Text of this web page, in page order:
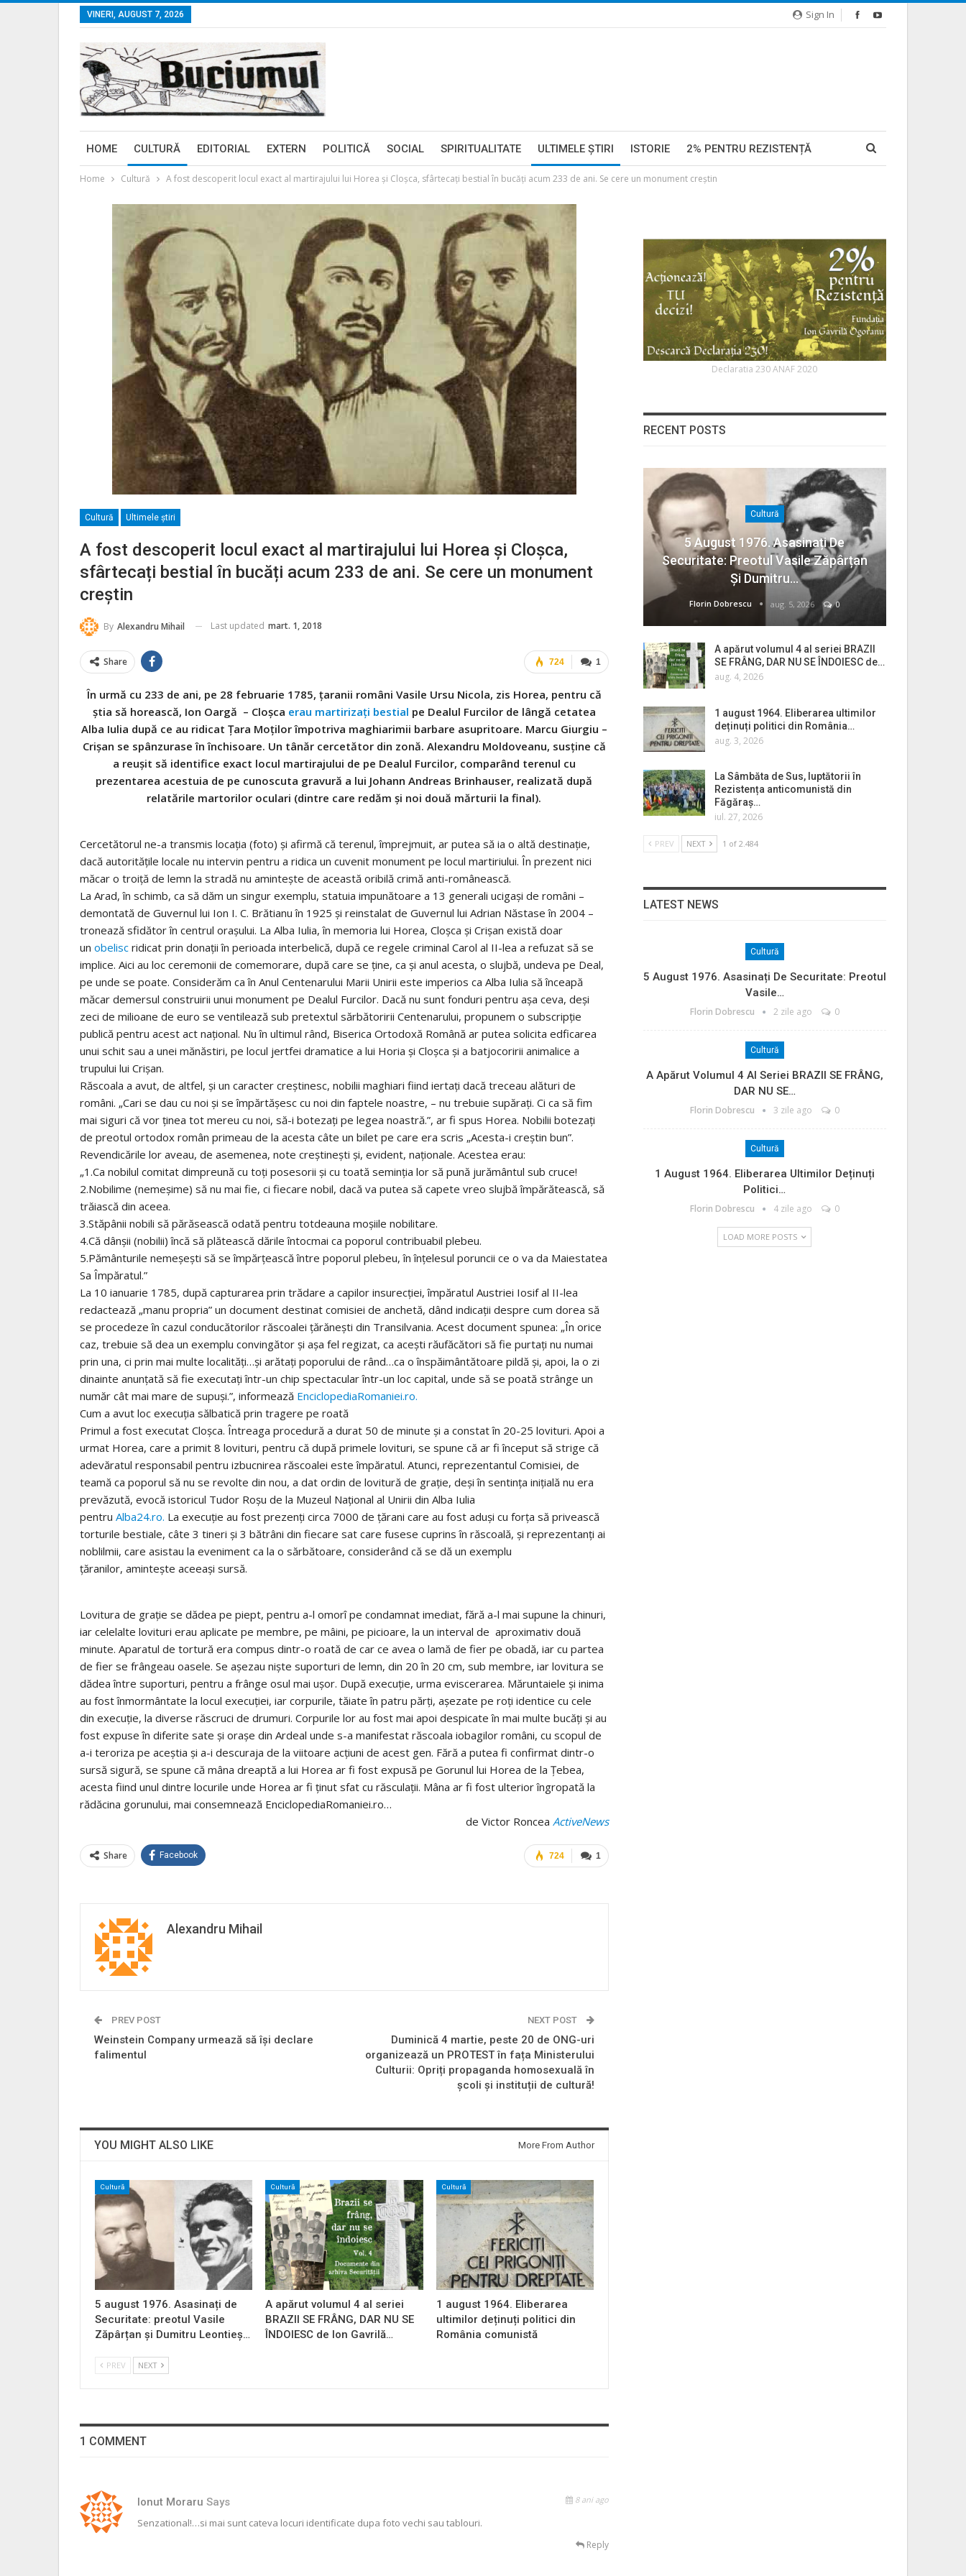
Sign In
VINERI, AUGUST 7, 2026
HOME CULTURĂ EDITORIAL EXTERN POLITICĂ SOCIAL SPIRITUALITATE ULTIMELE ŞTIRI ISTORIE 2% PENTRU REZISTENȚĂ
Home Cultură A fost descoperit locul exact al martirajului lui Horea și Cloșca, sfârtecați bestial în bucăți acum 233 de ani. Se cere un monument creștin
Cultură Ultimele ştiri
A fost descoperit locul exact al martirajului lui Horea și Cloșca,
sfârtecați bestial în bucăți acum 233 de ani. Se cere un monument
creștin
By Alexandru Mihail Last updated mart. 1, 2018
1
724
Share
În urmă cu 233 de ani, pe 28 februarie 1785, țaranii români Vasile Ursu Nicola, zis Horea, pentru că
știa să horească, Ion Oargă – Cloșca erau martirizați bestial pe Dealul Furcilor de lângă cetatea
Alba Iulia după ce au ridicat Țara Moților împotriva maghiarimii barbare asupritoare. Marcu Giurgiu –
Crișan se spânzurase în închisoare. Un tânăr cercetător din zonă. Alexandru Moldoveanu, susține că
a reușit să identifice exact locul martirajului de pe Dealul Furcilor, comparând terenul cu
prezentarea acestuia de pe cunoscuta gravură a lui Johann Andreas Brinhauser, realizată după
relatările martorilor oculari (dintre care redăm și noi două mărturii la final).
Cercetătorul ne-a transmis locația (foto) și afirmă că terenul, împrejmuit, ar putea să ia o altă destinație,
dacă autoritățile locale nu intervin pentru a ridica un cuvenit monument pe locul martiriului. În prezent nici
măcar o troiță de lemn la stradă nu amintește de această oribilă crimă anti-românească.
La Arad, în schimb, ca să dăm un singur exemplu, statuia impunătoare a 13 generali ucigași de români –
demontată de Guvernul lui Ion I. C. Brătianu în 1925 și reinstalat de Guvernul lui Adrian Năstase în 2004 –
tronează sfidător în centrul orașului. La Alba Iulia, în memoria lui Horea, Cloșca și Crișan există doar
un obelisc ridicat prin donații în perioada interbelică, după ce regele criminal Carol al II-lea a refuzat să se
implice. Aici au loc ceremonii de comemorare, după care se ține, ca și anul acesta, o slujbă, undeva pe Deal,
pe unde se poate. Considerăm ca în Anul Centenarului Marii Unirii este imperios ca Alba Iulia să înceapă
măcar demersul construirii unui monument pe Dealul Furcilor. Dacă nu sunt fonduri pentru așa ceva, deși
zeci de milioane de euro se ventilează sub pretextul sărbătoririi Centenarului, propunem o subscripție
publică pentru acest act național. Nu în ultimul rând, Biserica Ortodoxă Română ar putea solicita edficarea
unui schit sau a unei mănăstiri, pe locul jertfei dramatice a lui Horia și Cloșca și a batjocoririi animalice a
trupului lui Crișan.
Răscoala a avut, de altfel, și un caracter creștinesc, nobilii maghiari fiind iertați dacă treceau alături de
români. „Cari se dau cu noi și se împărtășesc cu noi din faptele noastre, – nu trebuie supărați. Ci ca să fim
mai siguri că vor ținea tot mereu cu noi, să-i botezați pe legea noastră.”, ar fi spus Horea. Nobilii botezați
de preotul ortodox român primeau de la acesta câte un bilet pe care era scris „Acesta-i creștin bun”.
Revendicările lor aveau, de asemenea, note creștinești și, evident, naționale. Acestea erau:
„1.Ca nobilul comitat dimpreună cu toți posesorii și cu toată seminția lor să pună jurământul sub cruce!
2.Nobilime (nemeșime) să nu mai fie, ci fiecare nobil, dacă va putea să capete vreo slujbă împărătească, să
trăiască din aceea.
3.Stăpânii nobili să părăsească odată pentru totdeauna moșiile nobilitare.
4.Că dânșii (nobilii) încă să plătească dările întocmai ca poporul contribuabil plebeu.
5.Pământurile nemeșești să se împărțească între poporul plebeu, în înțelesul poruncii ce o va da Maiestatea
Sa Împăratul.”
La 10 ianuarie 1785, după capturarea prin trădare a capilor insurecției, împăratul Austriei Iosif al II-lea
redactează „manu propria” un document destinat comisiei de anchetă, dând indicații despre cum dorea să
se procedeze în cazul conducătorilor răscoalei țărănești din Transilvania. Acest document spunea: „În orice
caz, trebuie să dea un exemplu convingător și așa fel regizat, ca acești răufăcători să fie purtați nu numai
prin una, ci prin mai multe localități…și arătați poporului de rând…ca o înspăimântătoare pildă și, apoi, la o zi
dinainte anunțată să fie executați într-un chip spectacular într-un loc capital, unde să se poată strânge un
număr cât mai mare de supuși.”, informează EnciclopediaRomaniei.ro.
Cum a avut loc execuția sălbatică prin tragere pe roată
Primul a fost executat Cloșca. Întreaga procedură a durat 50 de minute și a constat în 20-25 lovituri. Apoi a
urmat Horea, care a primit 8 lovituri, pentru că după primele lovituri, se spune că ar fi început să strige că
adevăratul responsabil pentru izbucnirea răscoalei este împăratul. Atunci, reprezentantul Comisiei, de
teamă ca poporul să nu se revolte din nou, a dat ordin de lovitură de grație, deși în sentința inițială nu era
prevăzută, evocă istoricul Tudor Roșu de la Muzeul Național al Unirii din Alba Iulia
pentru Alba24.ro. La execuție au fost prezenți circa 7000 de țărani care au fost aduși cu forța să privească
torturile bestiale, câte 3 tineri și 3 bătrâni din fiecare sat care fusese cuprins în răscoală, și reprezentanți ai
noblilmii, care asistau la eveniment ca la o sărbătoare, considerând că se dă un exemplu
țăranilor, amintește aceeași sursă.
Lovitura de grație se dădea pe piept, pentru a-l omorî pe condamnat imediat, fără a-l mai supune la chinuri,
iar celelalte lovituri erau aplicate pe membre, pe mâini, pe picioare, la un interval de aproximativ două
minute. Aparatul de tortură era compus dintr-o roată de car ce avea o lamă de fier pe obadă, iar cu partea
de fier se frângeau oasele. Se așezau niște suporturi de lemn, din 20 în 20 cm, sub membre, iar lovitura se
dădea între suporturi, pentru a frânge osul mai ușor. După execuție, urma eviscerarea. Măruntaiele și inima
au fost înmormântate la locul execuției, iar corpurile, tăiate în patru părți, așezate pe roți identice cu cele
din execuție, la diverse răscruci de drumuri. Corpurile lor au fost mai apoi despicate în mai multe bucăți și au
fost expuse în diferite sate și orașe din Ardeal unde s-a manifestat răscoala iobagilor români, cu scopul de
a-i teroriza pe aceștia și a-i descuraja de la viitoare acțiuni de acest gen. Fără a putea fi confirmat dintr-o
sursă sigură, se spune că mâna dreaptă a lui Horea ar fi fost expusă pe Gorunul lui Horea de la Țebea,
acesta fiind unul dintre locurile unde Horea ar fi ținut sfat cu răsculații. Mâna ar fi fost ulterior îngropată la
rădăcina gorunului, mai consemnează EnciclopediaRomaniei.ro…
de Victor Roncea ActiveNews
1
724
Share Facebook
Alexandru Mihail
PREV POST
Weinstein Company urmează să îşi declare
falimentul
NEXT POST
Duminică 4 martie, peste 20 de ONG-uri
organizează un PROTEST în fața Ministerului
Culturii: Opriți propaganda homosexuală în
școli și instituții de cultură!
YOU MIGHT ALSO LIKE More From Author
Cultură
5 august 1976. Asasinați de
Securitate: preotul Vasile
Zăpârțan și Dumitru Leontieș…
Cultură
A apărut volumul 4 al seriei
BRAZII SE FRÂNG, DAR NU SE
ÎNDOIESC de Ion Gavrilă…
Cultură
1 august 1964. Eliberarea
ultimilor deținuți politici din
România comunistă
PREV NEXT
1 COMMENT
Ionut Moraru Says 8 ani ago
Senzational!…si mai sunt cateva locuri identificate dupa foto vechi sau tablouri.
Reply
Declaratia 230 ANAF 2020
RECENT POSTS
Cultură
5 August 1976. Asasinați De
Securitate: Preotul Vasile Zăpârțan
Și Dumitru…
Florin Dobrescu aug. 5, 2026 0
A apărut volumul 4 al seriei BRAZII
SE FRÂNG, DAR NU SE ÎNDOIESC de…
aug. 4, 2026
1 august 1964. Eliberarea ultimilor
deținuți politici din România…
aug. 3, 2026
La Sâmbăta de Sus, luptătorii în
Rezistența anticomunistă din
Făgăraș…
iul. 27, 2026
PREV NEXT 1 of 2.484
LATEST NEWS
Cultură
5 August 1976. Asasinați De Securitate: Preotul
Vasile…
Florin Dobrescu 2 zile ago 0
Cultură
A Apărut Volumul 4 Al Seriei BRAZII SE FRÂNG,
DAR NU SE…
Florin Dobrescu 3 zile ago 0
Cultură
1 August 1964. Eliberarea Ultimilor Deținuți
Politici…
Florin Dobrescu 4 zile ago 0
LOAD MORE POSTS